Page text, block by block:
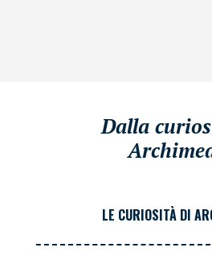
Dalla
LE CURIOSITÀ DI